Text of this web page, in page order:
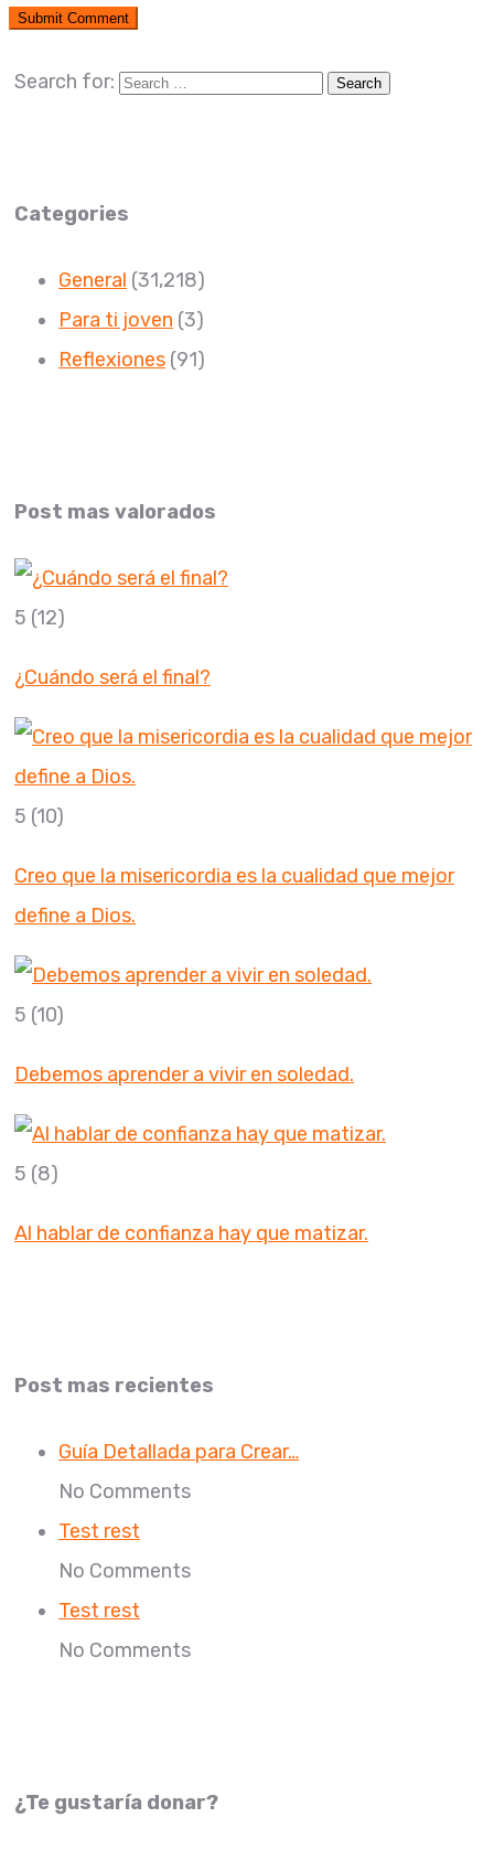
Search for:
Categories
General (31,218)
Para ti joven (3)
Reflexiones (91)
Post mas valorados
5 (12)
¿Cuándo será el final?
5 (10)
Creo que la misericordia es la cualidad que mejor
define a Dios.
5 (10)
Debemos aprender a vivir en soledad.
5 (8)
Al hablar de confianza hay que matizar.
Post mas recientes
Guía Detallada para Crear…
No Comments
Test rest
No Comments
Test rest
No Comments
¿Te gustaría donar?